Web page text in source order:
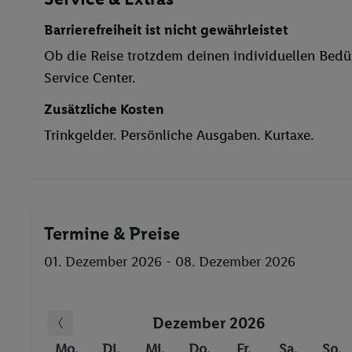
Spielplatz
Wasserrutsche
Restaurant
Aufzug
Kinderpool/-bereich
Dampfbad
Bananenboot
Kanu
Barrierefreiheit ist nicht gewährleistet
Ob die Reise trotzdem deinen individuellen
Service Center.
Zusätzliche Kosten
Trinkgelder. Persönliche Ausgaben. Kurtaxe.
Termine & Preise
01. Dezember 2026 - 08. Dezember 2026
Dezember 2026